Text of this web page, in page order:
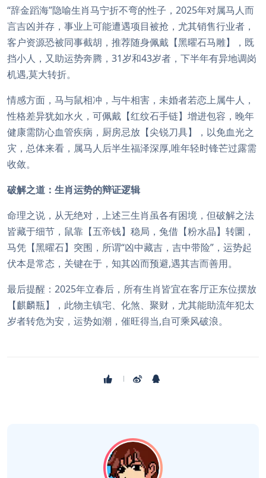
“辞金蹈海”隐喻生肖马宁折不弯的性子，2025年对属马人而
言吉凶并存，事业上可能遭遇项目被抢，尤其销售行业者，
客户资源恐被同事截胡，推荐随身佩戴【黑曜石马雕】，既
挡小人，又助运势奔腾，31岁和43岁者，下半年有异地调岗
机遇,莫大转折。
情感方面，马与鼠相冲，与牛相害，未婚者若恋上属牛人，
性格差异犹如水火，可佩戴【红纹石手链】增进包容，晚年
健康需防心血管疾病，厨房忌放【尖锐刀具】，以免血光之
灾，总体来看，属马人后半生福泽深厚,唯年轻时锋芒过露需
收敛。
破解之道：生肖运势的辩证逻辑
命理之说，从无绝对，上述三生肖虽各有困境，但破解之法
皆藏于细节，鼠靠【五帝钱】稳局，兔借【粉水晶】转圜，
马凭【黑曜石】突围，所谓“凶中藏吉，吉中带险”，运势起
伏本是常态，关键在于，知其凶而预避,遇其吉而善用。
最后提醒：2025年立春后，所有生肖皆宜在客厅正东位摆放
【麒麟瓶】，此物主镇宅、化煞、聚财，尤其能助流年犯太
岁者转危为安，运势如潮，催旺得当,自可乘风破浪。